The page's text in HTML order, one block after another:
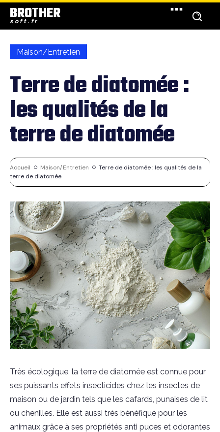
BROTHER
soft.fr
Maison/Entretien
Terre de diatomée :
les qualités de la
terre de diatomée
Accueil Maison/Entretien
Terre de diatomée : les qualités de la
terre de diatomée
Très écologique, la terre de diatomée est connue pour
ses puissants effets insecticides chez les insectes de
maison ou de jardin tels que les cafards, punaises de lit
ou chenilles. Elle est aussi très bénéfique pour les
animaux grâce à ses propriétés anti puces et odorantes